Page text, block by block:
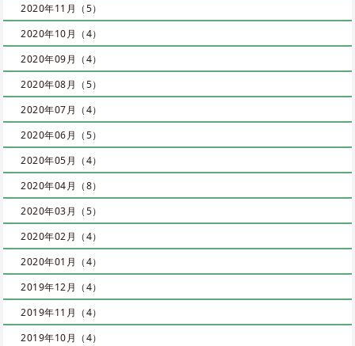
2020年11月（5）
2020年10月（4）
2020年09月（4）
2020年08月（5）
2020年07月（4）
2020年06月（5）
2020年05月（4）
2020年04月（8）
2020年03月（5）
2020年02月（4）
2020年01月（4）
2019年12月（4）
2019年11月（4）
2019年10月（4）